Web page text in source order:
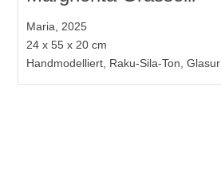
Maria, 2025
24 x 55 x 20 cm
Handmodelliert, Raku-Sila-Ton, Glasur